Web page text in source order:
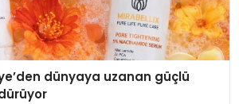
dünyaya uzanan güçlü